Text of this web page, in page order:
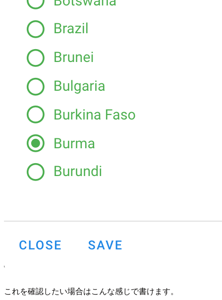
これを確認したい場合はこんな感じで書けます。